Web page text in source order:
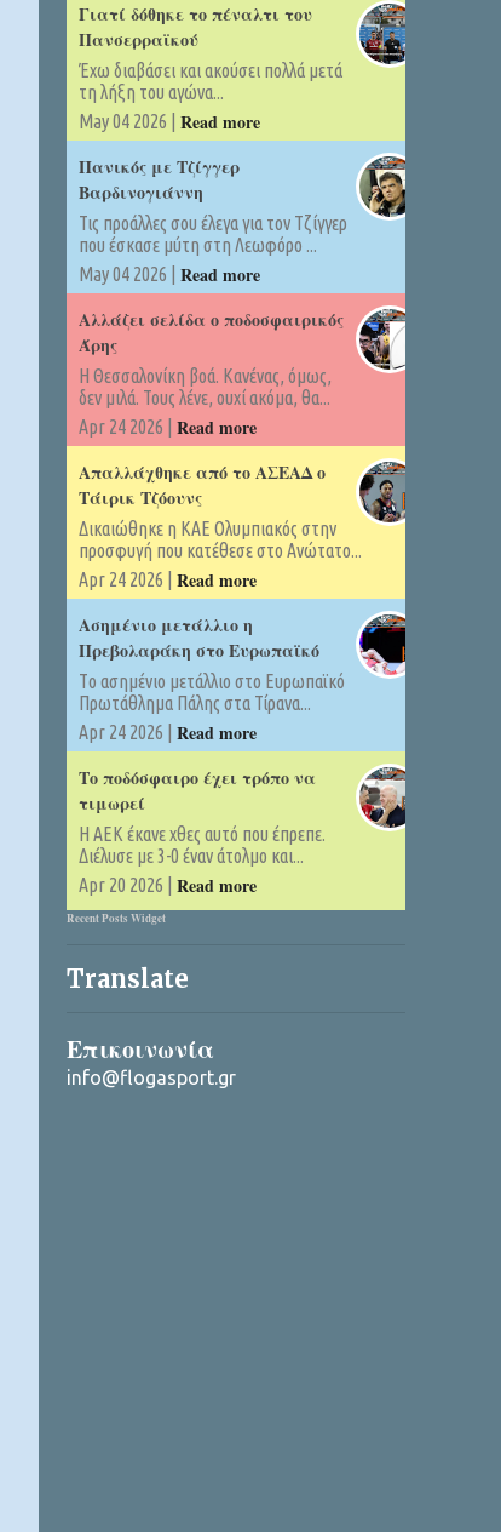
Γιατί δόθηκε το πέναλτι του
Πανσερραϊκού
Έχω διαβάσει και ακούσει πολλά μετά
τη λήξη του αγώνα...
May 04 2026 | Read more
Πανικός με Τζίγγερ
Βαρδινογιάννη
Τις προάλλες σου έλεγα για τον Τζίγγερ
που έσκασε μύτη στη Λεωφόρο ...
May 04 2026 | Read more
Αλλάζει σελίδα ο ποδοσφαιρικός
Άρης
Η Θεσσαλονίκη βοά. Κανένας, όμως,
δεν μιλά. Τους λένε, ουχί ακόμα, θα...
Apr 24 2026 | Read more
Απαλλάχθηκε από το ΑΣΕΑΔ ο
Τάιρικ Τζόουνς
Δικαιώθηκε η ΚΑΕ Ολυμπιακός στην
προσφυγή που κατέθεσε στο Ανώτατο...
Apr 24 2026 | Read more
Ασημένιο μετάλλιο η
Πρεβολαράκη στο Ευρωπαϊκό
Tο ασημένιο μετάλλιο στο Ευρωπαϊκό
Πρωτάθλημα Πάλης στα Τίρανα...
Apr 24 2026 | Read more
Το ποδόσφαιρο έχει τρόπο να
τιμωρεί
Η ΑΕΚ έκανε χθες αυτό που έπρεπε.
Διέλυσε με 3-0 έναν άτολμο και...
Apr 20 2026 | Read more
Recent Posts Widget
Translate
Επικοινωνία
info@flogasport.gr